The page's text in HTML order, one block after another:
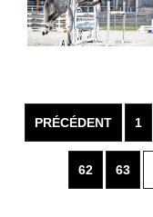
PRÉCÉDENT 1
62 63